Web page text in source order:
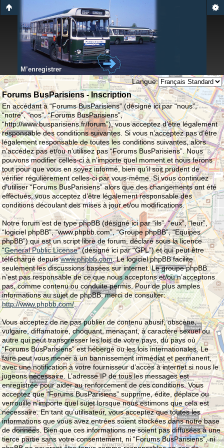
M’enregistrer
Langue:
Forums BusParisiens - Inscription
En accédant à “Forums BusParisiens” (désigné ici par “nous”,
“notre”, “nos”, “Forums BusParisiens”,
“http://www.busparisiens.fr/forum”), vous acceptez d’être légalement
responsable des conditions suivantes. Si vous n’acceptez pas d’être
légalement responsable de toutes les conditions suivantes, alors
n’accédez pas et/ou n’utilisez pas “Forums BusParisiens”. Nous
pouvons modifier celles-ci à n’importe quel moment et nous ferons
tout pour que vous en soyez informé, bien qu’il soit prudent de
vérifier régulièrement celles-ci par vous-même. Si vous continuez
d’utiliser “Forums BusParisiens” alors que des changements ont été
effectués, vous acceptez d’être légalement responsable des
conditions découlant des mises à jour et/ou modifications.
Notre forum est de type phpBB (désigné ici par “ils”, “eux”, “leur”,
“logiciel phpBB”, “www.phpbb.com”, “Groupe phpBB”, “Equipes
phpBB”) qui est un script libre de forum, déclaré sous la licence
“General Public License” (désigné ici par “GPL”) et qui peut être
téléchargé depuiswww.phpbb.com. Le logiciel phpBB facilite
seulement les discussions basées sur internet. Le groupe phpBB
n’est pas responsable de ce que nous acceptons et/ou n’acceptons
pas, comme contenu ou conduite permis. Pour de plus amples
informations au sujet de phpBB, merci de consulter:
http://www.phpbb.com/.
Vous acceptez de ne pas publier de contenu abusif, obscène,
vulgaire, diffamatoire, choquant, menaçant, à caractère sexuel ou
autre qui peut transgresser les lois de votre pays, du pays où
“Forums BusParisiens” est hébergé ou les lois internationales. Le
faire peut vous mener à un bannissement immédiat et permanent,
avec une notification à votre fournisseur d’accès à internet si nous le
jugeons nécessaire. L’adresse IP de tous les messages est
enregistrée pour aider au renforcement de ces conditions. Vous
acceptez que “Forums BusParisiens” supprime, édite, déplace ou
verrouille n’importe quel sujet lorsque nous estimons que cela est
nécessaire. En tant qu’utilisateur, vous acceptez que toutes les
informations que vous avez entrées soient stockées dans notre base
de données. Bien que ces informations ne soient pas diffusées à une
tierce partie sans votre consentement, ni “Forums BusParisiens”, ni